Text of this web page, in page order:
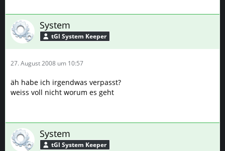
System
tGl System Keeper
27. August 2008 um 10:57
äh habe ich irgendwas verpasst?
weiss voll nicht worum es geht
System
tGl System Keeper